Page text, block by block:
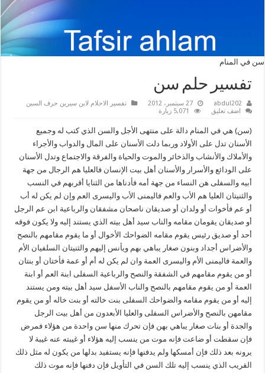
سن في المنام
تفسير حلم سن
abdul202 27 سبتمبر، 2012
تفسير الاحلام لابن سيرين حرف السين
اضف تعليق
5,071 زيارة
(سن) هي في المنام دالة على منتهى الأجل والسن الذي كتب له وجميع
الأسنان تدل على الأولاد وربما دلت الأسنان على المال والدواب والأجراء
والأملاك والأنشاب والذخائر والموت والحياة والفرقة والاجتماع وتدل الأسنان
على الودائع والأسرار والأسنان أهل بيت الإنسان فالعليا هم الرجال من جهة
أبيه والسفلى هن النساء من جهة أمه فأدناها من الثنايا أقربهم في النسب
والثنيتان العليا هم الأب والعم فاليمنى الأب واليسرى العم وإن لم يكن له أب
أو عم فأخوات أو ولدان أو صديقان ناصحان مشفقان والرباعية ابن عم الرجل
أو صديقان يقومان مقامه والناب سيد أهل بيته الذي يستند إليه ولا يكون فوقه
أحد أو صديق رئيس يقوم مقامه الضواحك الأخوال أو ما يقوم مقامهم بالنصح
والأضراس أجداد وبنون صغار يباهي بهم ويأنس إليهم والثنيتان السلفيان الأم
والعمة فاليمنى الأم واليسرى العمة وان لم يكن له أم أو عمة فأختان أو بنتان
أو من يقوم مقامهم في الشفقة والنصح والرباعية السفلى ابنة العم أو ابنة
العمة أو من يقوم مقامهم بالنصح والناب الأسفل سيد أهل بيته ومن يستند
إليه أو من يقوم مقامه والضواحك السفلى بنت خالته أو بنت خاله أو من يقوم
مقامهن بالنصح والأضراس السفلى والعليا الأبعدون من أهل بيت الرجل
والجدة أو بنات صغار يباهي بهن فإن تحرك منها سن واحدة من هؤلاء فمرض
فإن سقطت أو ضاعت فإنه موت من ينسب إليه هؤلاء أو غيبته عنه غيبة لا
يرونه بعد ذلك فإن أمسكها ولم يدفنها فإنه يستفيد بدلها من يكون له مثل ذلك
القريب الذي ينسب إليه تلك السن في التأويل فإن دفنها فإنه موت ذلك